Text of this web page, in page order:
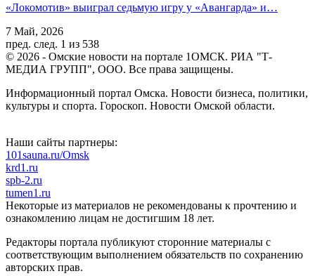
«Локомотив» выиграл седьмую игру у «Авангарда» и…
7 Май, 2026
пред. след. 1 из 538
© 2026 - Омские новости на портале 1ОМСК. РИА "Т-
МЕДИА ГРУПП", ООО. Все права защищены.
Информационный портал Омска. Новости бизнеса, политики,
культуры и спорта. Гороскоп. Новости Омской области.
Наши сайты партнеры:
101sauna.ru/Omsk
krd1.ru
spb-2.ru
tumen1.ru
Некоторые из материалов не рекомендованы к прочтению и
ознакомлению лицам не достигшим 18 лет.
Редакторы портала публикуют сторонние материалы с
соответствующим выполнением обязательств по сохранению
авторских прав.